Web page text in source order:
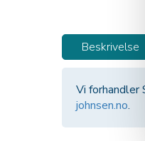
Beskrivelse
Vi forhandler
johnsen.no.